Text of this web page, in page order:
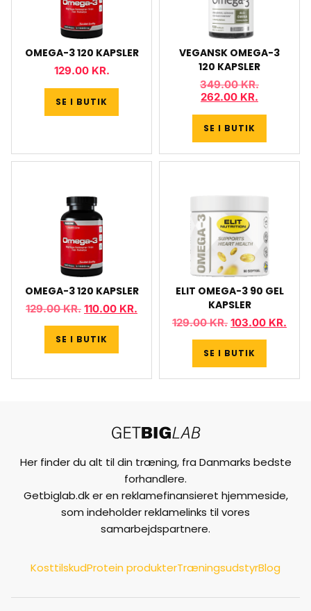
OMEGA-3 120 KAPSLER
129.00 KR.
SE I BUTIK
VEGANSK OMEGA-3
120 KAPSLER
349.00KR.
262.00 KR.
SE I BUTIK
OMEGA-3 120 KAPSLER
129.00KR. 110.00 KR.
SE I BUTIK
ELIT OMEGA-3 90 GEL
KAPSLER
129.00KR. 103.00 KR.
SE I BUTIK
Her finder du alt til din træning, fra Danmarks bedste
forhandlere.
Getbiglab.dk er en reklamefinansieret hjemmeside,
som indeholder reklamelinks til vores
samarbejdspartnere.
KosttilskudProtein produkterTræningsudstyrBlog